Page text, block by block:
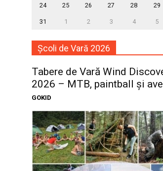
24 25 26 27 28 29
31 1 2 3 4 5
Școli de Vară 2026
Tabere de Vară Wind
2026 – MTB, paintball și
GOKID